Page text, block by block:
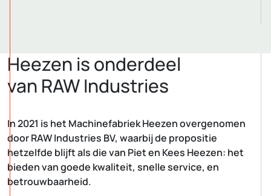
Heezen is onderdeel
van RAW Industries
In 2021 is het Machinefabriek Heezen overgenomen
door RAW Industries BV, waarbij de propositie
hetzelfde blijft als die van Piet en Kees Heezen: het
bieden van goede kwaliteit, snelle service, en
betrouwbaarheid.